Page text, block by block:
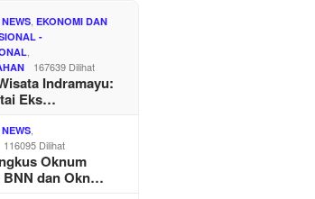
,EKONOMI DAN
-
167639 Dilihat
Indramayu:
Eks…
116095 Dilihat
Oknum
BNN dan Okn…